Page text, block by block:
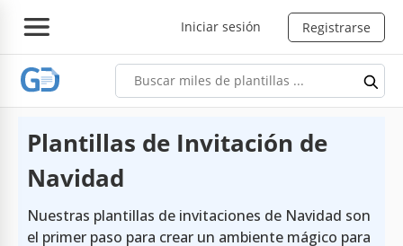
Iniciar sesión Registrarse
Plantillas de Invitación de
Navidad
Nuestras plantillas de invitaciones de Navidad son
el primer paso para crear un ambiente mágico para